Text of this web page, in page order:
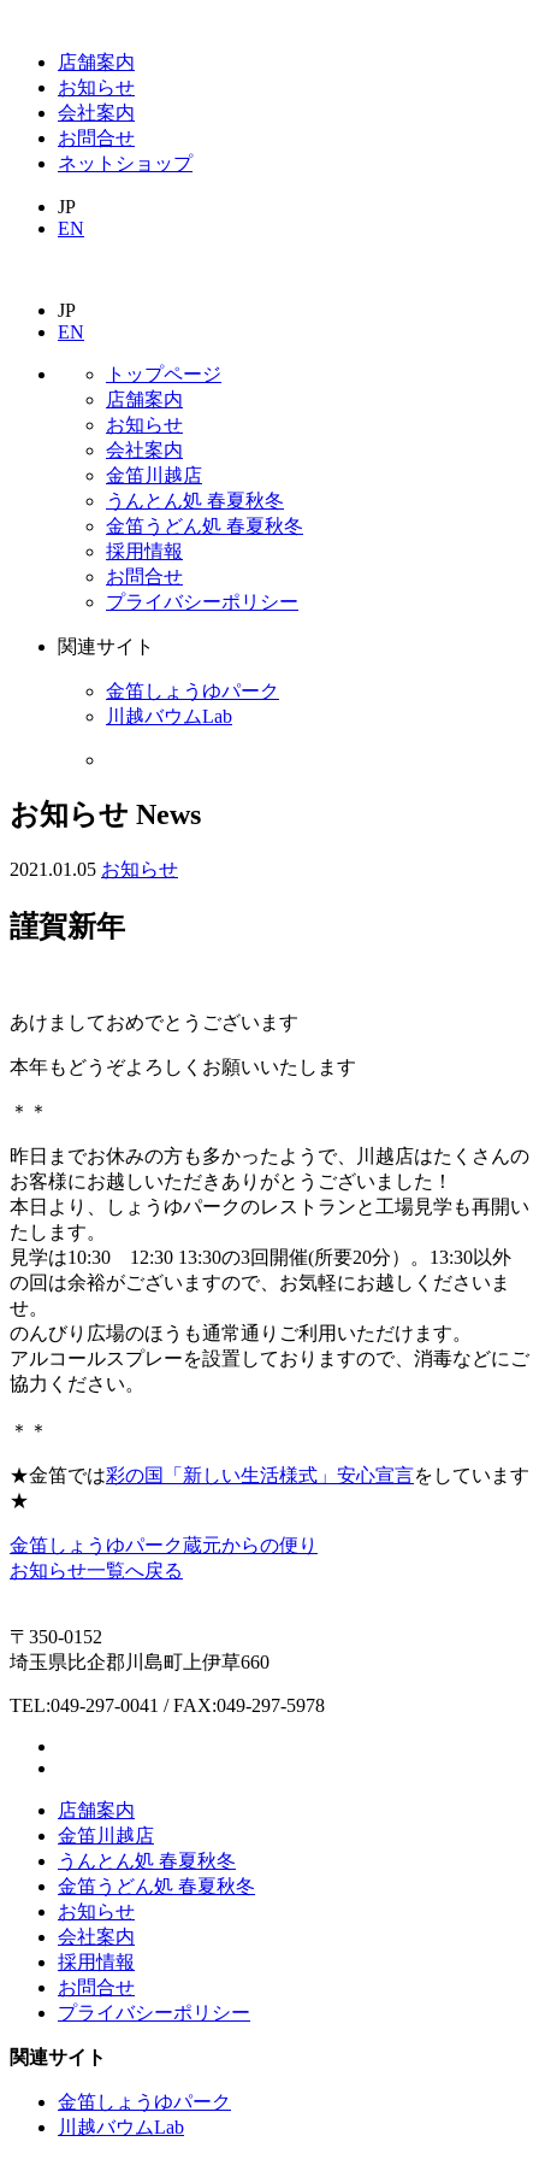
店舗案内
お知らせ
会社案内
お問合せ
ネットショップ
JP
EN
JP
EN
トップページ
店舗案内
お知らせ
会社案内
金笛川越店
うんとん処 春夏秋冬
金笛うどん処 春夏秋冬
採用情報
お問合せ
プライバシーポリシー
関連サイト
金笛しょうゆパーク
川越バウムLab
お知らせ News
2021.01.05 お知らせ
謹賀新年
あけましておめでとうございます
本年もどうぞよろしくお願いいたします
＊＊
昨日までお休みの方も多かったようで、川越店はたくさんの
お客様にお越しいただきありがとうございました！
本日より、しょうゆパークのレストランと工場見学も再開い
たします。
見学は10:30 12:30 13:30の3回開催(所要20分）。13:30以外
の回は余裕がございますので、お気軽にお越しくださいま
せ。
のんびり広場のほうも通常通りご利用いただけます。
アルコールスプレーを設置しておりますので、消毒などにご
協力ください。
＊＊
★金笛では彩の国「新しい生活様式」安心宣言をしています
★
金笛しょうゆパーク蔵元からの便り
お知らせ一覧へ戻る
〒350-0152
埼玉県比企郡川島町上伊草660
TEL:049-297-0041 / FAX:049-297-5978
店舗案内
金笛川越店
うんとん処 春夏秋冬
金笛うどん処 春夏秋冬
お知らせ
会社案内
採用情報
お問合せ
プライバシーポリシー
関連サイト
金笛しょうゆパーク
川越バウムLab